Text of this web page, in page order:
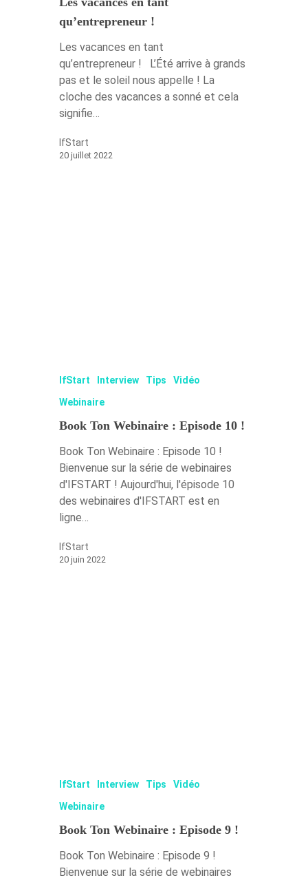
qu’entrepreneur !
Les vacances en tant
qu’entrepreneur ! L’Été arrive à grands
pas et le soleil nous appelle ! La
cloche des vacances a sonné et cela
signifie…
IfStart
20 juillet 2022
IfStart Interview Tips
Vidéo
Webinaire
Book Ton Webinaire : Episode 10 !
Book Ton Webinaire : Episode 10 !
Bienvenue sur la série de webinaires
d'IFSTART ! Aujourd'hui, l'épisode 10
des webinaires d'IFSTART est en
ligne…
IfStart
20 juin 2022
IfStart Interview Tips
Vidéo
Webinaire
Book Ton Webinaire : Episode 9 !
Book Ton Webinaire : Episode 9 !
Bienvenue sur la série de webinaires
Nos